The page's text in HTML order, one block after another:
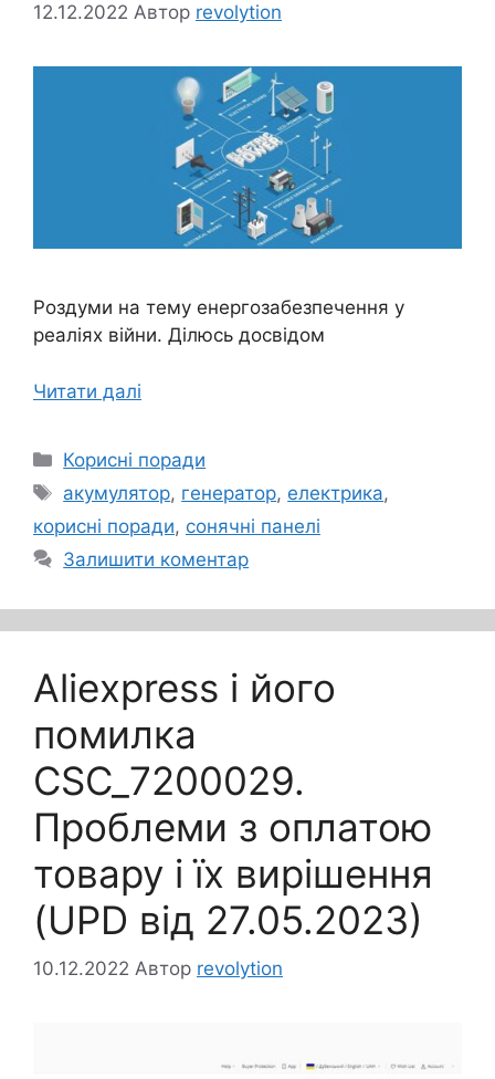
12.12.2022 Автор revolytion
Роздуми на тему енергозабезпечення у
реаліях війни. Ділюсь досвідом
Читати далі
Категорії
Корисні поради
Позначки
акумулятор, генератор, електрика,
корисні поради, сонячні панелі
Залишити коментар
Aliexpress і його
помилка
CSC_7200029.
Проблеми з оплатою
товару і їх вирішення
(UPD від 27.05.2023)
10.12.2022 Автор revolytion